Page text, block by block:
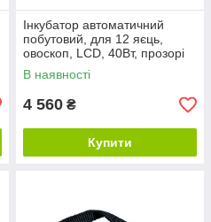
Інкубатор автоматичний
побутовий, для 12 яєць,
овоскоп, LCD, 40Вт, прозорі
стінки
В наявності
4 560 ₴
Купити